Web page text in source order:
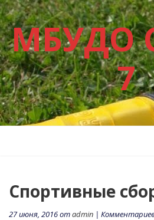
МБУДО
7
Спортивные
27 июня, 2016 отadmin |